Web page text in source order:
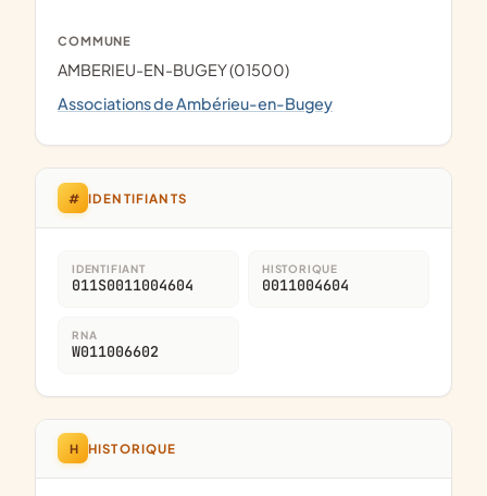
COMMUNE
AMBERIEU-EN-BUGEY (01500)
Associations de Ambérieu-en-Bugey
# IDENTIFIANTS
IDENTIFIANT
011S0011004604
HISTORIQUE
0011004604
RNA
W011006602
H HISTORIQUE